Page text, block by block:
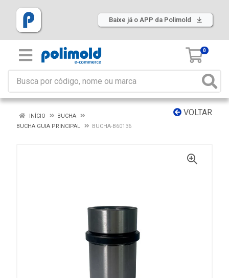
Baixe já o APP da Polimold
0
VOLTAR
INÍCIO
BUCHA
BUCHA GUIA PRINCIPAL
BUCHA-B60136